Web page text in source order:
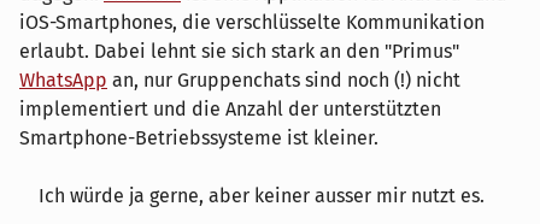
iOS-Smartphones, die verschlüsselte Kommunikation
erlaubt. Dabei lehnt sie sich stark an den "Primus"
WhatsApp an, nur Gruppenchats sind noch (!) nicht
implementiert und die Anzahl der unterstützten
Smartphone-Betriebssysteme ist kleiner.
Ich würde ja gerne, aber keiner ausser mir nutzt es.